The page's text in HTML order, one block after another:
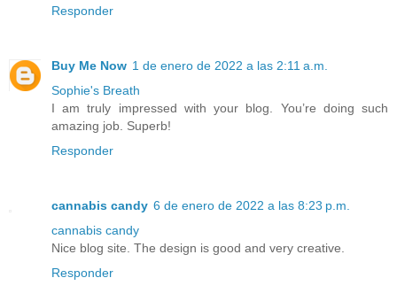
Responder
Buy Me Now 1 de enero de 2022 a las 2:11 a.m.
Sophie's Breath
I am truly impressed with your blog. You’re doing such
amazing job. Superb!
Responder
cannabis candy 6 de enero de 2022 a las 8:23 p.m.
cannabis candy
Nice blog site. The design is good and very creative.
Responder